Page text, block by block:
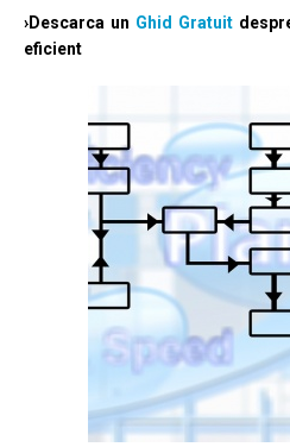
›Descarca un Ghid Gratuit
eficient